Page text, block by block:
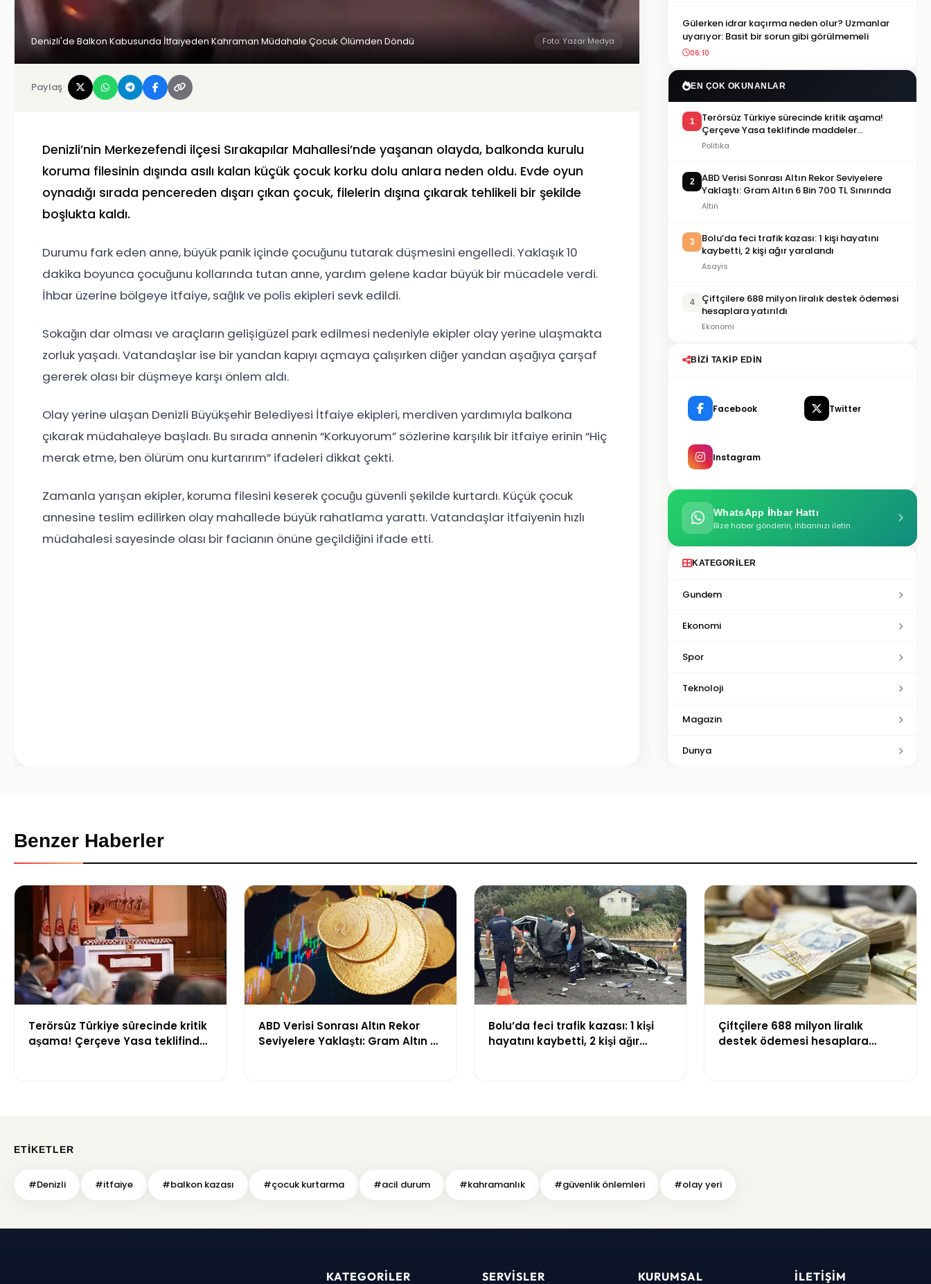
Denizli'de Balkon Kabusunda İtfaiyeden Kahraman Müdahale Çocuk Ölümden Döndü Foto: Yazar Medya
Paylaş
Denizli’nin Merkezefendi ilçesi Sırakapılar Mahallesi’nde yaşanan olayda, balkonda kurulu
koruma filesinin dışında asılı kalan küçük çocuk korku dolu anlara neden oldu. Evde oyun
oynadığı sırada pencereden dışarı çıkan çocuk, filelerin dışına çıkarak tehlikeli bir şekilde
boşlukta kaldı.
Durumu fark eden anne, büyük panik içinde çocuğunu tutarak düşmesini engelledi. Yaklaşık 10
dakika boyunca çocuğunu kollarında tutan anne, yardım gelene kadar büyük bir mücadele verdi.
İhbar üzerine bölgeye itfaiye, sağlık ve polis ekipleri sevk edildi.
Sokağın dar olması ve araçların gelişigüzel park edilmesi nedeniyle ekipler olay yerine ulaşmakta
zorluk yaşadı. Vatandaşlar ise bir yandan kapıyı açmaya çalışırken diğer yandan aşağıya çarşaf
gererek olası bir düşmeye karşı önlem aldı.
Olay yerine ulaşan Denizli Büyükşehir Belediyesi İtfaiye ekipleri, merdiven yardımıyla balkona
çıkarak müdahaleye başladı. Bu sırada annenin “Korkuyorum” sözlerine karşılık bir itfaiye erinin “Hiç
merak etme, ben ölürüm onu kurtarırım” ifadeleri dikkat çekti.
Zamanla yarışan ekipler, koruma filesini keserek çocuğu güvenli şekilde kurtardı. Küçük çocuk
annesine teslim edilirken olay mahallede büyük rahatlama yarattı. Vatandaşlar itfaiyenin hızlı
müdahalesi sayesinde olası bir facianın önüne geçildiğini ifade etti.
Gülerken idrar kaçırma neden olur? Uzmanlar
uyarıyor: Basit bir sorun gibi görülmemeli
06:10
EN ÇOK OKUNANLAR
1
Terörsüz Türkiye sürecinde kritik aşama!
Çerçeve Yasa teklifinde maddeler
görüşülmeye başlandı
Politika
2
ABD Verisi Sonrası Altın Rekor Seviyelere
Yaklaştı: Gram Altın 6 Bin 700 TL Sınırında
Altin
3
Bolu’da feci trafik kazası: 1 kişi hayatını
kaybetti, 2 kişi ağır yaralandı
Asayis
4
Çiftçilere 688 milyon liralık destek ödemesi
hesaplara yatırıldı
Ekonomi
BIZI TAKIP EDIN
Facebook Twitter
Instagram
WhatsApp İhbar Hattı
Bize haber gönderin, ihbarınızı iletin
KATEGORILER
Gundem
Ekonomi
Spor
Teknoloji
Magazin
Dunya
Benzer Haberler
Terörsüz Türkiye sürecinde kritik
aşama! Çerçeve Yasa teklifinde
ABD Verisi Sonrası Altın Rekor
Seviyelere Yaklaştı: Gram Altın 6
Bolu’da feci trafik kazası: 1 kişi
hayatını kaybetti, 2 kişi ağır
Çiftçilere 688 milyon liralık
destek ödemesi hesaplara
ETIKETLER
#Denizli #itfaiye #balkon kazası #çocuk kurtarma #acil durum #kahramanlık #güvenlik önlemleri #olay yeri
KATEGORILER SERVISLER KURUMSAL İLETIŞIM